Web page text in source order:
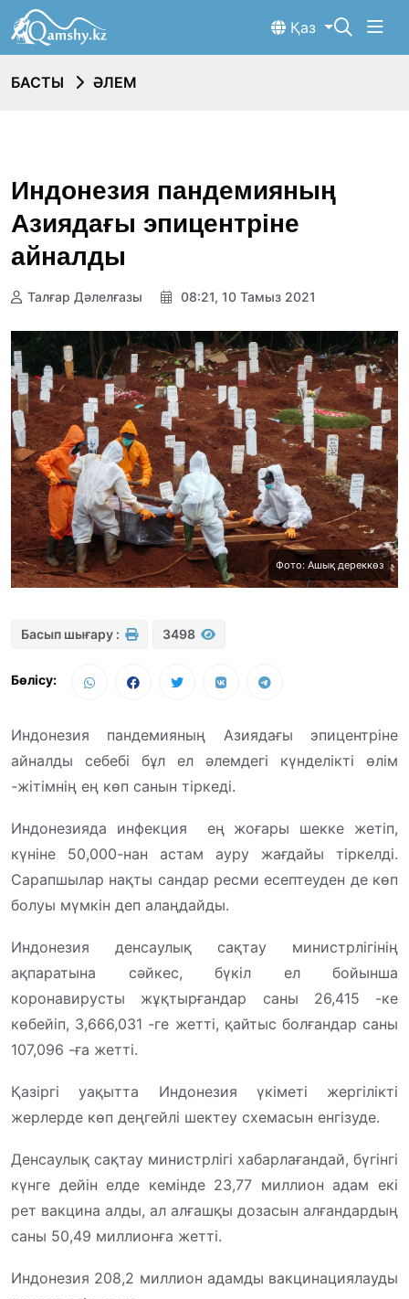
Қаз
БАСТЫ ӘЛЕМ
Индонезия пандемияның
Азиядағы эпицентріне
айналды
Талғар Дәлелғазы 08:21, 10 Тамыз 2021
Фото: Ашық дереккөз
Басып шығару : 3498
Бөлісу:
Индонезия пандемияның Азиядағы эпицентріне
айналды себебі бұл ел әлемдегі күнделікті өлім
-жітімнің ең көп санын тіркеді.
Индонезияда инфекция ең жоғары шекке жетіп,
күніне 50,000-нан астам ауру жағдайы тіркелді.
Сарапшылар нақты сандар ресми есептеуден де көп
болуы мүмкін деп алаңдайды.
Индонезия денсаулық сақтау министрлігінің
ақпаратына сәйкес, бүкіл ел бойынша
коронавирусты жұқтырғандар саны 26,415 -ке
көбейіп, 3,666,031 -ге жетті, қайтыс болғандар саны
107,096 -ға жетті.
Қазіргі уақытта Индонезия үкіметі жергілікті
жерлерде көп деңгейлі шектеу схемасын енгізуде.
Денсаулық сақтау министрлігі хабарлағандай, бүгінгі
күнге дейін елде кемінде 23,77 миллион адам екі
рет вакцина алды, ал алғашқы дозасын алғандардың
саны 50,49 миллионға жетті.
Индонезия 208,2 миллион адамды вакцинациялауды